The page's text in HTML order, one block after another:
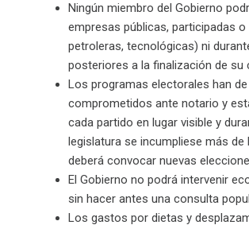
Ningún miembro del Gobierno
empresas públicas, participadas
petroleras, tecnológicas) ni
posteriores a la finalización de su
Los programas electorales han
comprometidos ante notario y
cada partido en lugar visible y
legislatura se incumpliese más
deberá convocar nuevas
El Gobierno no podrá intervenir
sin hacer antes una consulta
Los gastos por dietas y